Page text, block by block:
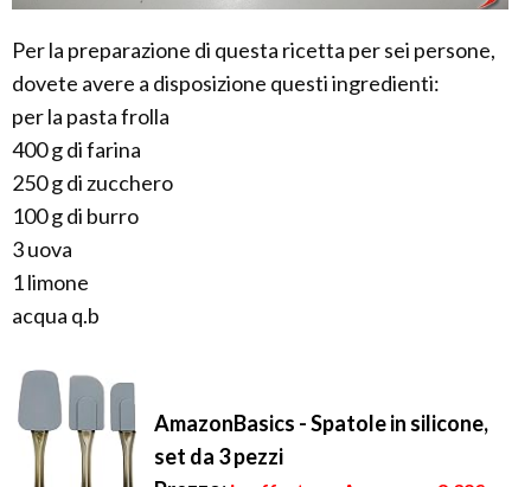
Per la preparazione di questa ricetta per sei persone,
dovete avere a disposizione questi ingredienti:
per la pasta frolla
400 g di farina
250 g di zucchero
100 g di burro
3 uova
1 limone
acqua q.b
AmazonBasics - Spatole in silicone,
set da 3 pezzi